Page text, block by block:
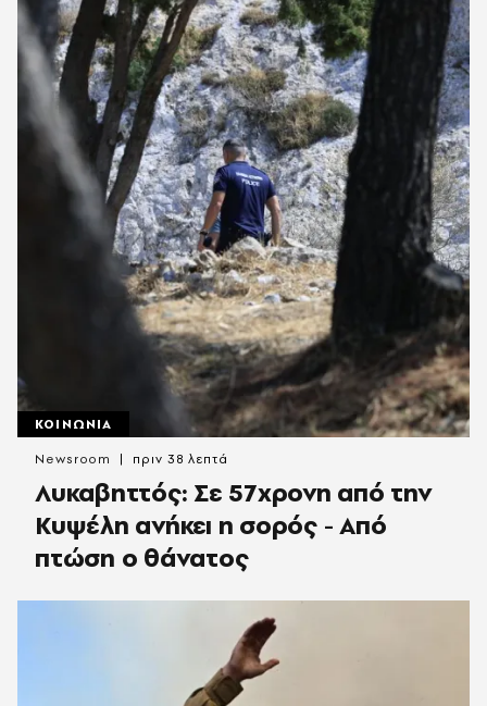
ΚΟΙΝΩΝΙΑ
Λυκαβηττός: Σε 57χρονη από την
Κυψέλη ανήκει η σορός - Από
πτώση ο θάνατος
Newsroom πριν 38 λεπτά